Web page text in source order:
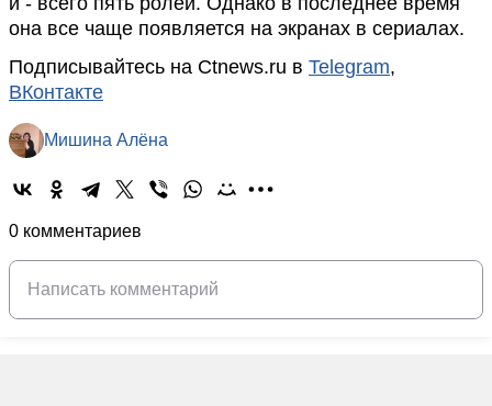
она все чаще появляется на экранах в сериалах.
Подписывайтесь на Ctnews.ru в Telegram,
ВКонтакте
Мишина Алёна
0 комментариев